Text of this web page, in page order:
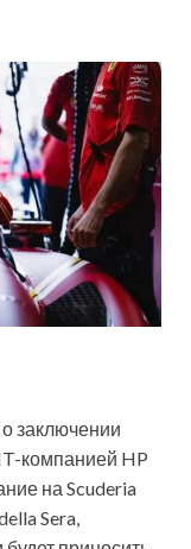
заключении
компанией HP
на Scuderia
Sera,